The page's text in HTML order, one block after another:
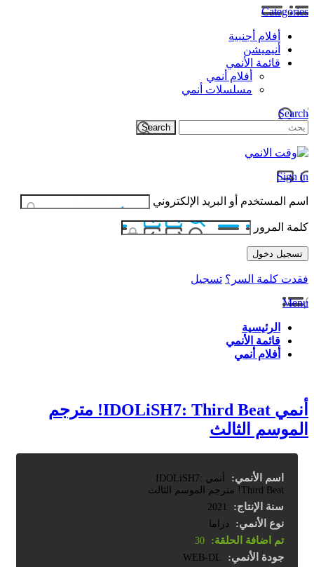
Categories
أفلام أجنبية
أنيميشن
قائمة الأنمي
أفلام أنمي
مسلسلات أنمي
Search
Sign in
اسم المستخدم أو البريد الإلكتروني
كلمة المرور
فقدت كلمة السر؟ تسجيل
Menu
الرئيسية
قائمة الأنمي
أفلام أنمي
أنمي IDOLiSH7: Third Beat! مترجم
الموسم الثالث
اسم الأنمي:
أنمي IDOLiSH7:
Third Beat! مترجم الموسم الثالث
سنة الإنتاج: 2021
نوع الأنمي: دراما
تم اضافة الحلقة: 30
جودة الأنمي: WEB-DL